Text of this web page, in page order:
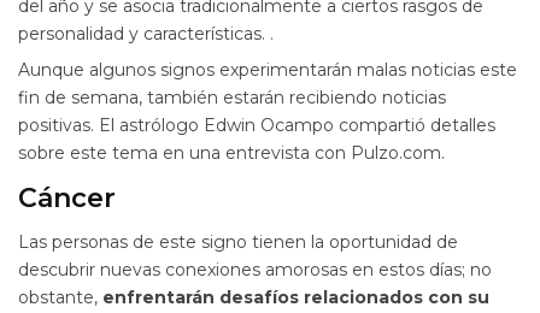
del año y se asocia tradicionalmente a ciertos rasgos de
personalidad y características. .
Aunque algunos signos experimentarán malas noticias este
fin de semana, también estarán recibiendo noticias
positivas. El astrólogo Edwin Ocampo compartió detalles
sobre este tema en una entrevista con Pulzo.com.
Cáncer
Las personas de este signo tienen la oportunidad de
descubrir nuevas conexiones amorosas en estos días; no
obstante, enfrentarán desafíos relacionados con su